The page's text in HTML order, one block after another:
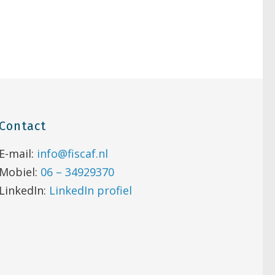
Contact
E-mail: info@fiscaf.nl
Mobiel: 06 – 34929370
LinkedIn: LinkedIn profiel